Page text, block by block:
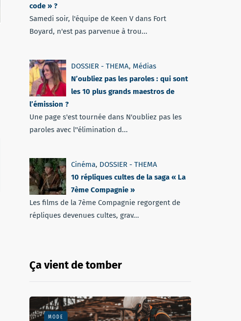
code » ?
Samedi soir, l'équipe de Keen V dans Fort
Boyard, n'est pas parvenue à trou...
DOSSIER - THEMA, Médias
N’oubliez pas les paroles : qui sont
les 10 plus grands maestros de
l’émission ?
Une page s'est tournée dans N'oubliez pas les
paroles avec l''élimination d...
Cinéma, DOSSIER - THEMA
10 répliques cultes de la saga « La
7ème Compagnie »
Les films de la 7ème Compagnie regorgent de
répliques devenues cultes, grav...
Ça vient de tomber
MODE